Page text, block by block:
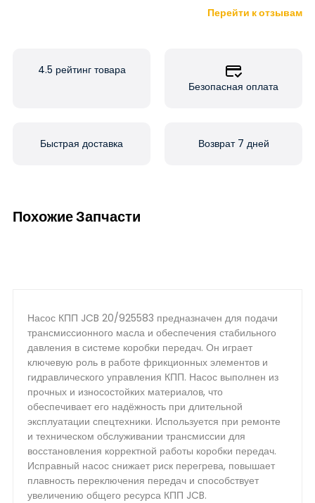
Перейти к отзывам
4.5 рейтинг товара
Безопасная оплата
Быстрая доставка Возврат 7 дней
Похожие Запчасти
Насос КПП JCB 20/925583 предназначен для подачи
трансмиссионного масла и обеспечения стабильного
давления в системе коробки передач. Он играет
ключевую роль в работе фрикционных элементов и
гидравлического управления КПП. Насос выполнен из
прочных и износостойких материалов, что
обеспечивает его надёжность при длительной
эксплуатации спецтехники. Используется при ремонте
и техническом обслуживании трансмиссии для
восстановления корректной работы коробки передач.
Исправный насос снижает риск перегрева, повышает
плавность переключения передач и способствует
увеличению общего ресурса КПП JCB.